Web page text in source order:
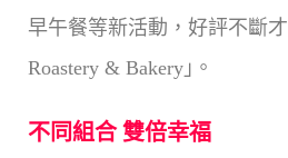
早午餐等新活動，好評不斷
Roastery & Bakery｣。
不同組合 雙倍幸福